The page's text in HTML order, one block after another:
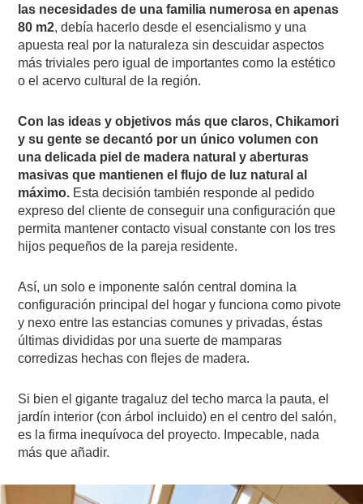
las necesidades de una familia numerosa en apenas
80 m2, debía hacerlo desde el esencialismo y una
apuesta real por la naturaleza sin descuidar aspectos
más triviales pero igual de importantes como la estético
o el acervo cultural de la región.
Con las ideas y objetivos más que claros, Chikamori
y su gente se decantó por un único volumen con
una delicada piel de madera natural y aberturas
masivas que mantienen el flujo de luz natural al
máximo. Esta decisión también responde al pedido
expreso del cliente de conseguir una configuración que
permita mantener contacto visual constante con los tres
hijos pequeños de la pareja residente.
Así, un solo e imponente salón central domina la
configuración principal del hogar y funciona como pivote
y nexo entre las estancias comunes y privadas, éstas
últimas divididas por una suerte de mamparas
corredizas hechas con flejes de madera.
Si bien el gigante tragaluz del techo marca la pauta, el
jardín interior (con árbol incluido) en el centro del salón,
es la firma inequívoca del proyecto. Impecable, nada
más que añadir.